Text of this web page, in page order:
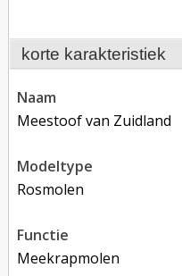
korte karakteristiek
naam
Meestoof van Zuidland
modeltype
rosmolen
functie
meekrapmolen